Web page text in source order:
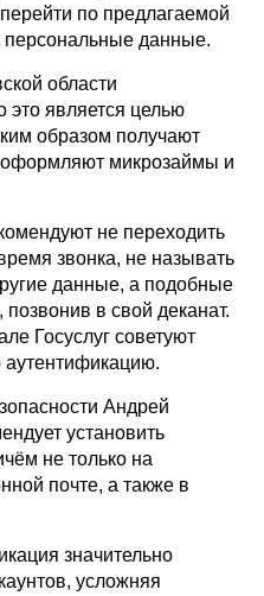
по предлагаемой
персональные данные.
области
это является целью
образом получают
микрозаймы и
не переходить
звонка, не называть
данные, а подобные
в свой деканат.
Госуслуг советуют
аутентификацию.
Андрей
установить
не только на
почте, а также в
значительно
усложняя